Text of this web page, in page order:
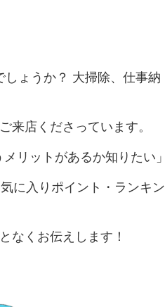
ょうか？ 大掃除、仕事納
来店くださっています。
リットがあるか知りたい」
に入りポイント・ランキン
なくお伝えします！